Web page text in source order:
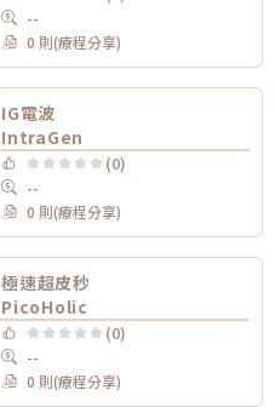
--
0 則(療程分享)
IG電波
IntraGen
(0)
--
0 則(療程分享)
極速超皮秒
PicoHolic
(0)
--
0 則(療程分享)